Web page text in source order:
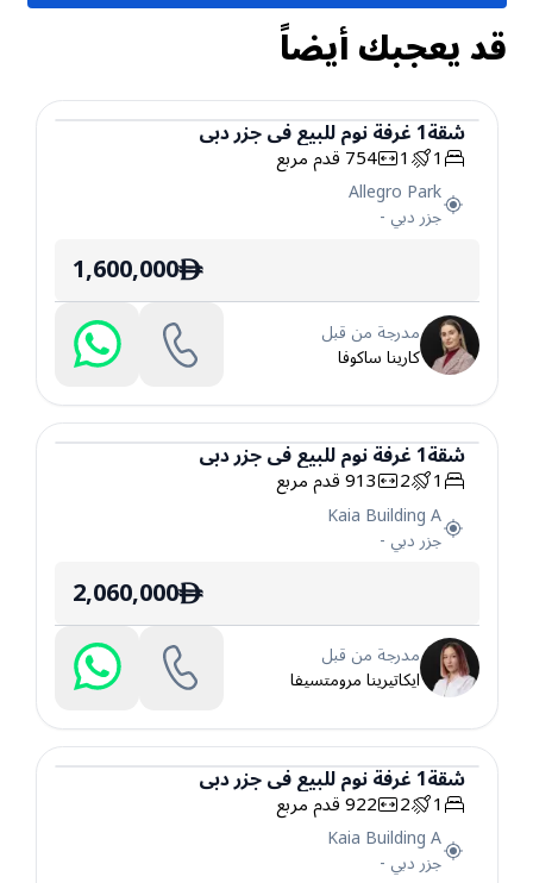
قد يعجبك أيضاً
شقة
شقة1غرفة نومللبيعفيجزر دبي
1
1
754قدم مربع
Allegro Park
جزر دبي -
ê
1,600,000
مدرجة من قبل
كارينا ساكوفا
شقة
شقة1غرفة نومللبيعفيجزر دبي
1
2
913قدم مربع
Kaia Building A
جزر دبي -
ê
2,060,000
مدرجة من قبل
ايكاتيرينا مرومتسيفا
شقة
شقة1غرفة نومللبيعفيجزر دبي
1
2
922قدم مربع
Kaia Building A
جزر دبي -